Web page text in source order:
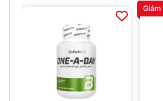
Giảm